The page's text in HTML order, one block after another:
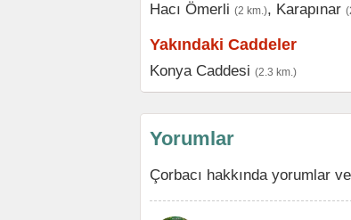
Hacı Ömerli (2 km.), Karapınar
Yakındaki Caddeler
Konya Caddesi (2.3 km.)
Yorumlar
Çorbacı hakkında yorumlar